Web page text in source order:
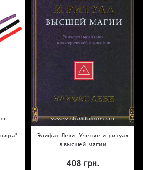
Элифас Леви. Учение и ритуал
в высшей магии
408 грн.